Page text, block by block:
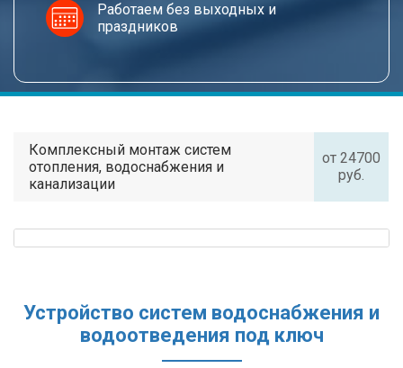
Работаем без выходных и
праздников
Комплексный монтаж систем
отопления, водоснабжения и
канализации
от 24700
руб.
Устройство систем водоснабжения и
водоотведения под ключ